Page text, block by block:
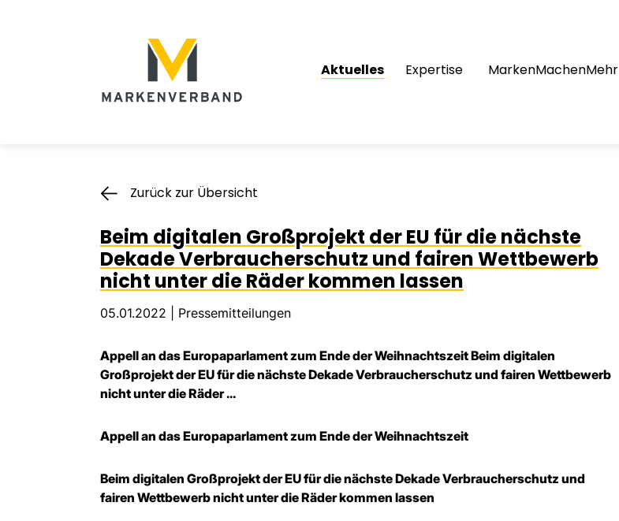
Aktuelles Expertise MarkenMachenMehr
Zurück zur Übersicht
Beim digitalen Großprojekt der EU für die nächste
Dekade Verbraucherschutz und fairen Wettbewerb
nicht unter die Räder kommen lassen
05.01.2022 | Pressemitteilungen
Appell an das Europaparlament zum Ende der Weihnachtszeit Beim digitalen
Großprojekt der EU für die nächste Dekade Verbraucherschutz und fairen Wettbewerb
nicht unter die Räder ...
Appell an das Europaparlament zum Ende der Weihnachtszeit
Beim digitalen Großprojekt der EU für die nächste Dekade Verbraucherschutz und
fairen Wettbewerb nicht unter die Räder kommen lassen